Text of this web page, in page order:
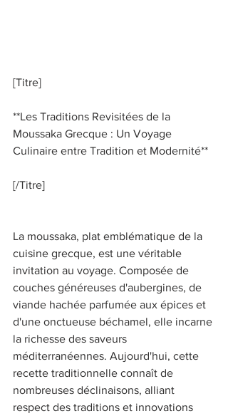
[Titre]
**Les Traditions Revisitées de la
Moussaka Grecque : Un Voyage
Culinaire entre Tradition et Modernité**
[/Titre]
La moussaka, plat emblématique de la
cuisine grecque, est une véritable
invitation au voyage. Composée de
couches généreuses d'aubergines, de
viande hachée parfumée aux épices et
d'une onctueuse béchamel, elle incarne
la richesse des saveurs
méditerranéennes. Aujourd'hui, cette
recette traditionnelle connaît de
nombreuses déclinaisons, alliant
respect des traditions et innovations